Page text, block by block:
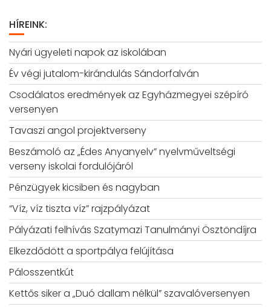
HÍREINK:
Nyári ügyeleti napok az iskolában
Év végi jutalom-kirándulás Sándorfalván
Csodálatos eredmények az Egyházmegyei szépíró
versenyen
Tavaszi angol projektverseny
Beszámoló az „Édes Anyanyelv” nyelvműveltségi
verseny iskolai fordulójáról
Pénzügyek kicsiben és nagyban
“Víz, víz tiszta víz” rajzpályázat
Pályázati felhívás Szatymazi Tanulmányi Ösztöndíjra
Elkezdődött a sportpálya felújítása
Pálosszentkút
Kettős siker a „Duó dallam nélkül” szavalóversenyen